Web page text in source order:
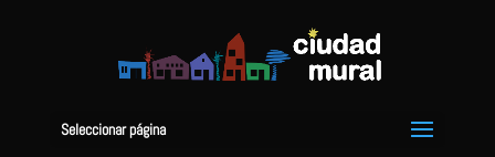
Seleccionar página